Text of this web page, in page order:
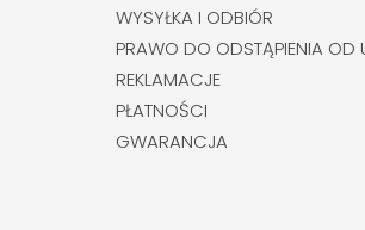
WYSYŁKA I ODBIÓR
PRAWO DO ODSTĄPIENIA OD
REKLAMACJE
PŁATNOŚCI
GWARANCJA